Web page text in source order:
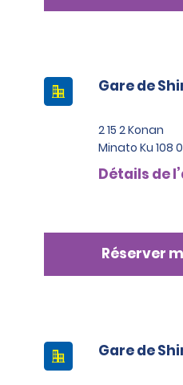
Gare de
2 15 2 Konan
Minato Ku 108
Détails de
Réserver
Gare de